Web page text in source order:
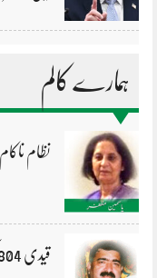
ہمارے کالم
نظام
قیدی 804 کی یاترا کیوں؟